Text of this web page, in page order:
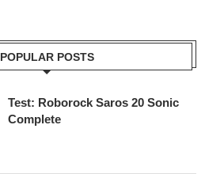
POPULAR POSTS
Test: Roborock Saros 20 Sonic
Complete